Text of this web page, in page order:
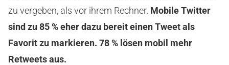
zu vergeben, als vor ihrem Rechner. Mobile Twitter
sind zu 85 % eher dazu bereit einen Tweet als
Favorit zu markieren. 78 % lösen mobil mehr
Retweets aus.